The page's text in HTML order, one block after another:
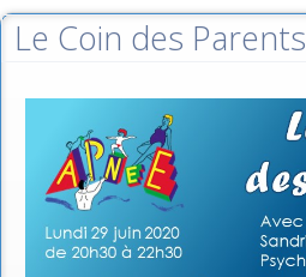
Le Coin des Parents